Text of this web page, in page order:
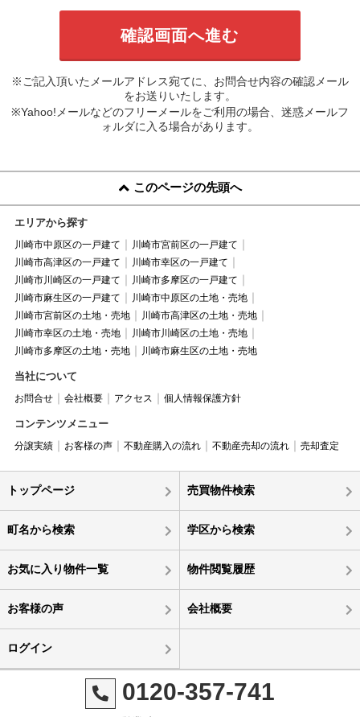
※ご記入頂いたメールアドレス宛てに、お問合せ内容の確認メール
をお送りいたします。
※Yahoo!メールなどのフリーメールをご利用の場合、迷惑メールフ
ォルダに入る場合があります。
このページの先頭へ
エリアから探す
川崎市中原区の一戸建て
川崎市宮前区の一戸建て
川崎市高津区の一戸建て
川崎市幸区の一戸建て
川崎市川崎区の一戸建て
川崎市多摩区の一戸建て
川崎市麻生区の一戸建て
川崎市中原区の土地・売地
川崎市宮前区の土地・売地
川崎市高津区の土地・売地
川崎市幸区の土地・売地
川崎市川崎区の土地・売地
川崎市多摩区の土地・売地
川崎市麻生区の土地・売地
当社について
お問合せ 会社概要 アクセス 個人情報保護方針
コンテンツメニュー
分譲実績 お客様の声 不動産購入の流れ 不動産売却の流れ 売却査定
トップページ 売買物件検索
町名から検索 学区から検索
お気に入り物件一覧 物件閲覧履歴
お客様の声 会社概要
ログイン
0120-357-741